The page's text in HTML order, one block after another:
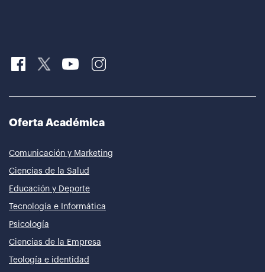
Oferta Académica
Comunicación y Marketing
Ciencias de la Salud
Educación y Deporte
Tecnología e Informática
Psicología
Ciencias de la Empresa
Teología e identidad